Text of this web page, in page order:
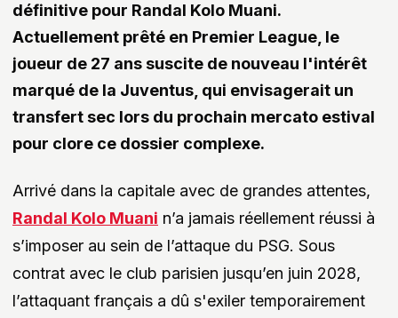
définitive pour Randal Kolo Muani.
Actuellement prêté en Premier League, le
joueur de 27 ans suscite de nouveau l'intérêt
marqué de la Juventus, qui envisagerait un
transfert sec lors du prochain mercato estival
pour clore ce dossier complexe.
Arrivé dans la capitale avec de grandes attentes,
Randal Kolo Muani n’a jamais réellement réussi à
s’imposer au sein de l’attaque du PSG. Sous
contrat avec le club parisien jusqu’en juin 2028,
l’attaquant français a dû s'exiler temporairement